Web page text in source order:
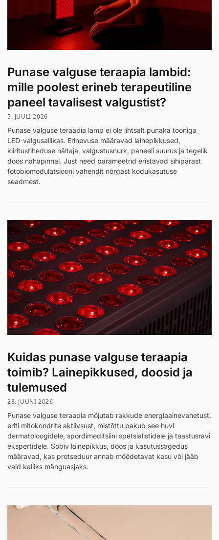
Punase valguse teraapia lambid:
mille poolest erineb terapeutiline
paneel tavalisest valgustist?
5. JUULI 2026
Punase valguse teraapia lamp ei ole lihtsalt punaka tooniga
LED-valgusallikas. Erinevuse määravad lainepikkused,
kiiritustiheduse näitaja, valgustusnurk, paneeli suurus ja tegelik
doos nahapinnal. Just need parameetrid eristavad sihipärast
fotobiomodulatsiooni vahendit nõrgast kodukasutuse
seadmest.
Kuidas punase valguse teraapia
toimib? Lainepikkused, doosid ja
tulemused
28. JUUNI 2026
Punase valguse teraapia mõjutab rakkude energiaainevahetust,
eriti mitokondrite aktiivsust, mistõttu pakub see huvi
dermatoloogidele, spordimeditsiini spetsialistidele ja taastusravi
ekspertidele. Sobiv lainepikkus, doos ja kasutussagedus
määravad, kas protseduur annab mõõdetavat kasu või jääb
vaid kalliks mänguasjaks.